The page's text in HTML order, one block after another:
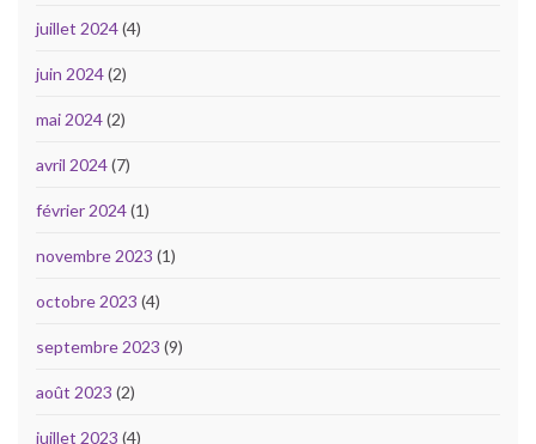
juillet 2024(4)
juin 2024(2)
mai 2024(2)
avril 2024(7)
février 2024(1)
novembre 2023 (1)
octobre 2023 (4)
septembre 2023 (9)
août 2023 (2)
juillet 2023 (4)